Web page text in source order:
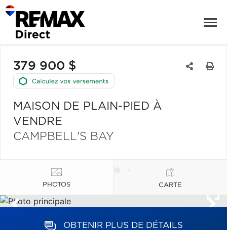
379 900 $
MAISON DE PLAIN-PIED À
VENDRE
CAMPBELL'S BAY
PHOTOS CARTE
OBTENIR PLUS DE DÉTAILS